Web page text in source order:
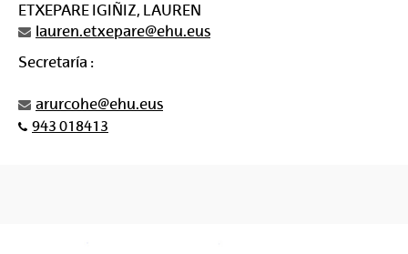
ETXEPARE IGIÑIZ, LAUREN
lauren.etxepare@ehu.eus
Secretaría :
arurcohe@ehu.eus
943 018413